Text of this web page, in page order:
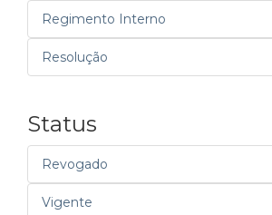
Regimento Interno
Resolução
Status
Revogado
Vigente